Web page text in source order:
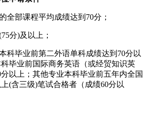
全部课程平均成绩达到70分；
分)及以上；
科毕业前第二外语单科成绩达到70分以
科毕业前国际商务英语（或经贸知识英
以上；其他专业本科毕业前五年内全国
(含三级)笔试合格者（成绩60分以